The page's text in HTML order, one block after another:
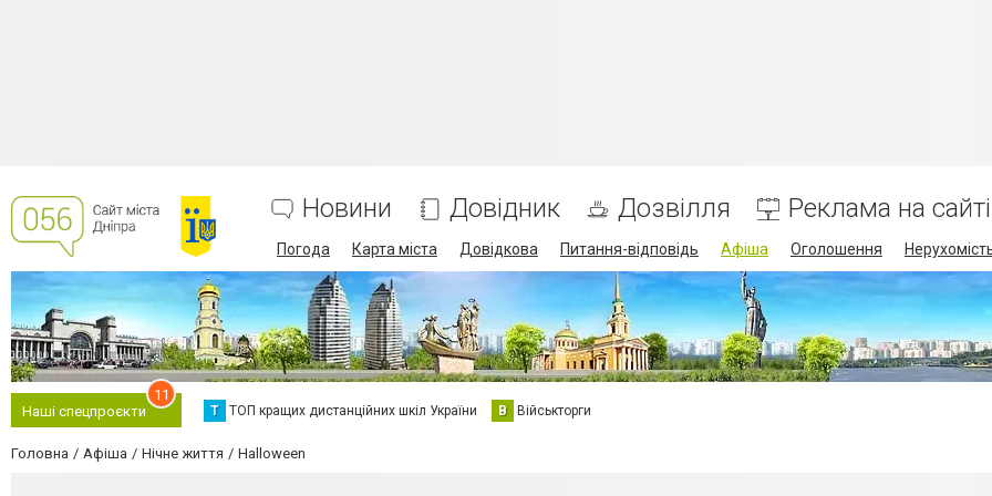
Новини Довідник Дозвілля Реклама на сайті
Погода Карта міста Довідкова Питання-відповідь Афіша Оголошення
Наші спецпроєкти
11
Т ТОП кращих дистанційних шкіл України В Військторги
Головна Афіша Нічне життя Halloween